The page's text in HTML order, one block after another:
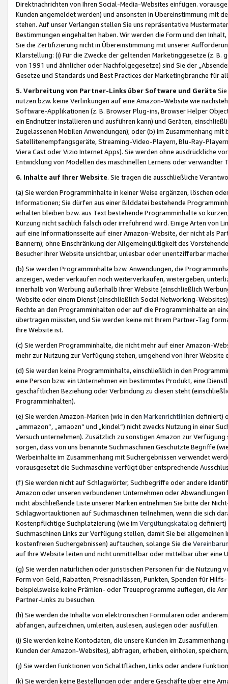
Direktnachrichten von Ihren Social-Media-Websites einfügen.
Kunden angemeldet werden) und ansonsten in Übereinstimmung mit
stehen. Auf unser Verlangen stellen Sie uns repräsentative
Bestimmungen eingehalten haben. Wir werden die Form und den
Sie die Zertifizierung nicht in Übereinstimmung mit unserer
Klarstellung: (i) Für die Zwecke der geltenden Marketinggesetze (z. B.
von 1991 und ähnlicher oder Nachfolgegesetze) sind Sie der
Gesetze und Standards und Best Practices der Marketingbranche für
5. Verbreitung von Partner-Links über Software und Geräte
nutzen bzw. keine Verlinkungen auf eine Amazon-Website wie
Software-Applikationen (z. B. Browser Plug-ins, Browser Helper
ein Endnutzer installieren und ausführen kann) und Geräten,
Zugelassenen Mobilen Anwendungen); oder (b) im Zusammenhang
Satellitenempfangsgeräte, Streaming-Video-Playern, Blu-Ray-
Viera Cast oder Vizio Internet Apps). Sie werden ohne ausdrückliche
Entwicklung von Modellen des maschinellen Lernens oder
6. Inhalte auf Ihrer Website. Sie tragen die ausschließliche
(a) Sie werden Programminhalte in keiner Weise ergänzen, löschen
Informationen; Sie dürfen aus einer Bilddatei bestehende
erhalten bleiben bzw. aus Text bestehende Programminhalte so
Kürzung nicht sachlich falsch oder irreführend wird. Einige Arten von
auf eine Informationsseite auf einer Amazon-Website, der nicht als
Bannern); ohne Einschränkung der Allgemeingültigkeit des
Besucher Ihrer Website unsichtbar, unlesbar oder unentzifferbar
(b) Sie werden Programminhalte bzw. Anwendungen, die
anzeigen, weder verkaufen noch weiterverkaufen, weitergeben,
innerhalb von Werbung außerhalb Ihrer Website (einschließlich
Website oder einem Dienst (einschließlich Social Networking-
Rechte an den Programminhalten oder auf die Programminhalte an
übertragen müssten, und Sie werden keine mit Ihrem Partner-Tag
Ihre Website ist.
(c) Sie werden Programminhalte, die nicht mehr auf einer Amazon-
mehr zur Nutzung zur Verfügung stehen, umgehend von Ihrer
(d) Sie werden keine Programminhalte, einschließlich in den
eine Person bzw. ein Unternehmen ein bestimmtes Produkt, eine
geschäftlichen Beziehung oder Verbindung zu diesen steht
Programminhalten).
(e) Sie werden Amazon-Marken (wie in den Markenrichtlinien definiert)
„ammazon“, „amaozn“ und „kindel“) nicht zwecks Nutzung in einer
Versuch unternehmen). Zusätzlich zu sonstigen Amazon zur
sorgen, dass von uns benannte Suchmaschinen Geschützte Begriffe
Werbeinhalte im Zusammenhang mit Suchergebnissen verwendet
vorausgesetzt die Suchmaschine verfügt über entsprechende
(f) Sie werden nicht auf Schlagwörter, Suchbegriffe oder andere
Amazon oder unseren verbundenen Unternehmen oder
nicht abschließende Liste unserer Marken entnehmen Sie bitte der
Schlagwortauktionen auf Suchmaschinen teilnehmen, wenn die sich
Kostenpflichtige Suchplatzierung (wie im Vergütungskatalog definiert)
Suchmaschinen Links zur Verfügung stellen, damit Sie bei
kostenfreien Suchergebnissen) auftauchen, solange Sie die
auf Ihre Website leiten und nicht unmittelbar oder mittelbar über eine
(g) Sie werden natürlichen oder juristischen Personen für die Nutzung
Form von Geld, Rabatten, Preisnachlässen, Punkten, Spenden für
beispielsweise keine Prämien- oder Treueprogramme auflegen, die
Partner-Links zu besuchen.
(h) Sie werden die Inhalte von elektronischen Formularen oder
abfangen, aufzeichnen, umleiten, auslesen, auslegen oder ausfüllen.
(i) Sie werden keine Kontodaten, die unsere Kunden im
Kunden der Amazon-Websites), abfragen, erheben, einholen,
(j) Sie werden Funktionen von Schaltflächen, Links oder andere
(k) Sie werden keine Bestellungen oder andere Geschäfte über eine